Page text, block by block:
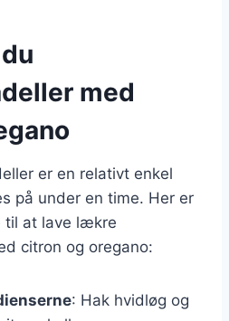
med
er en relativt enkel
på under en time. Her er
til at lave lækre
citron og oregano:
: Hak hvidløg og